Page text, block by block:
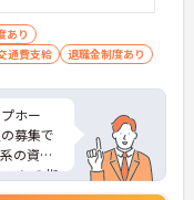
あり
通費支給 退職金制度あり
ホー
募集で
の資格
マンの指
る方に